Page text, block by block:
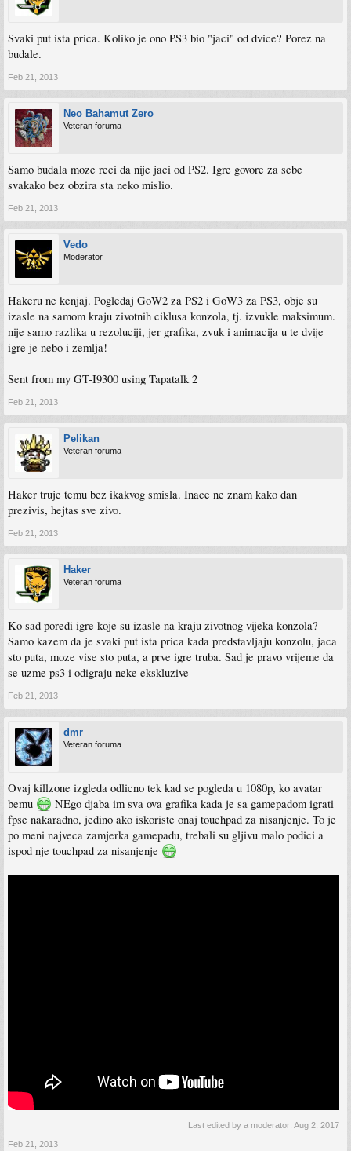
Svaki put ista prica. Koliko je ono PS3 bio "jaci" od dvice? Porez na
budale.
Feb 21, 2013
Neo Bahamut Zero
Veteran foruma
Samo budala moze reci da nije jaci od PS2. Igre govore za sebe
svakako bez obzira sta neko mislio.
Feb 21, 2013
Vedo
Moderator
Hakeru ne kenjaj. Pogledaj GoW2 za PS2 i GoW3 za PS3, obje su
izasle na samom kraju zivotnih ciklusa konzola, tj. izvukle maksimum.
nije samo razlika u rezoluciji, jer grafika, zvuk i animacija u te dvije
igre je nebo i zemlja!
Sent from my GT-I9300 using Tapatalk 2
Feb 21, 2013
Pelikan
Veteran foruma
Haker truje temu bez ikakvog smisla. Inace ne znam kako dan
prezivis, hejtas sve zivo.
Feb 21, 2013
Haker
Veteran foruma
Ko sad poredi igre koje su izasle na kraju zivotnog vijeka konzola?
Samo kazem da je svaki put ista prica kada predstavljaju konzolu, jaca
sto puta, moze vise sto puta, a prve igre truba. Sad je pravo vrijeme da
se uzme ps3 i odigraju neke ekskluzive
Feb 21, 2013
dmr
Veteran foruma
Ovaj killzone izgleda odlicno tek kad se pogleda u 1080p, ko avatar
bemu
NEgo djaba im sva ova grafika kada je sa gamepadom igrati
fpse nakaradno, jedino ako iskoriste onaj touchpad za nisanjenje. To je
po meni najveca zamjerka gamepadu, trebali su gljivu malo podici a
ispod nje touchpad za nisanjenje
Last edited by a moderator: Aug 2, 2017
Feb 21, 2013